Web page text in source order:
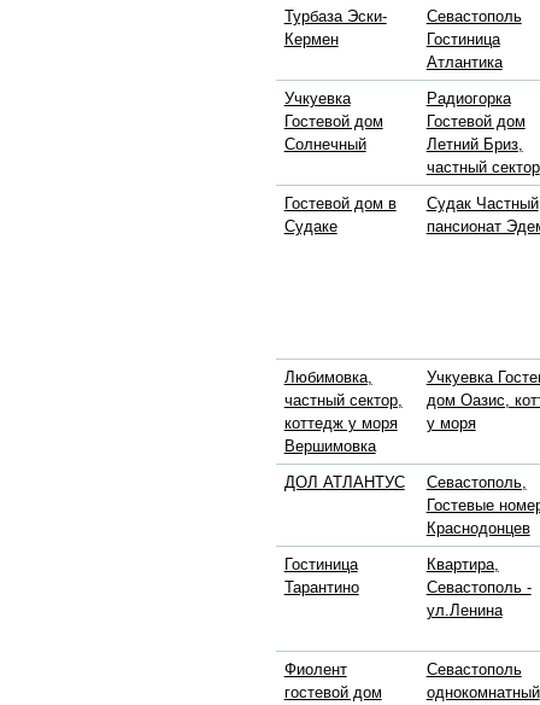
Турбаза Эски-
Кермен
Севастополь
Гостиница
Атлантика
Учкуевка
Гостевой дом
Солнечный
Радиогорка
Гостевой дом
Летний Бриз,
частный сектор
Гостевой дом в
Судаке
Судак Частный
пансионат
Любимовка,
частный сектор,
коттедж у моря
Вершимовка
Учкуевка
дом Оазис,
у моря
ДОЛ АТЛАНТУС
Севастополь,
Гостевые
Краснодонцев
Гостиница
Тарантино
Квартира,
Севастополь -
ул.Ленина
Фиолент
гостевой дом
Севастополь
однокомнатный